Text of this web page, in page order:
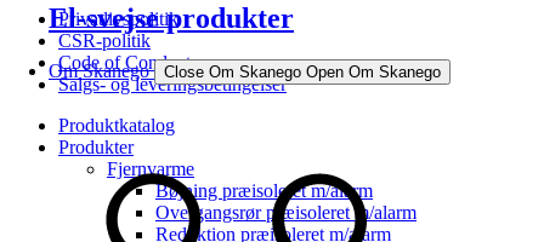
El-svejse produkter
Om Skanego Close Om Skanego Open Om Skanego
Privatlivspolitik
CSR-politik
Code of Conduct
Salgs- og leveringsbetingelser
Produktkatalog
Produkter
Fjernvarme
Bøjning præisoleret m/alarm
Overgangsrør præisoleret m/alarm
Reduktion præisoleret m/alarm